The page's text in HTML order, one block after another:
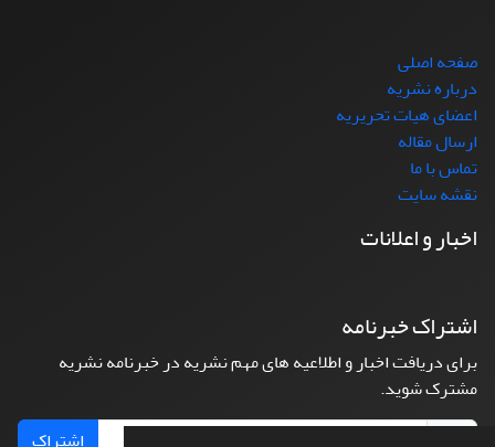
صفحه اصلی
درباره نشریه
اعضای هیات تحریریه
ارسال مقاله
تماس با ما
نقشه سایت
اخبار و اعلانات
اشتراک خبرنامه
برای دریافت اخبار و اطلاعیه های مهم نشریه در خبرنامه نشریه
مشترک شوید.
اشتراک